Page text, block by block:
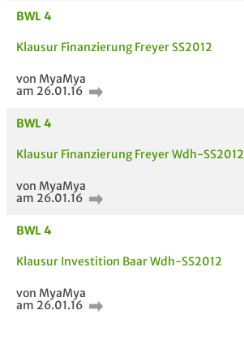
AUCH IM MODUL
BWL 4
Klausur Finanzierung Freyer SS2012
von MyaMya
am 26.01.16
BWL 4
Klausur Finanzierung Freyer Wdh-SS2012
von MyaMya
am 26.01.16
BWL 4
Klausur Investition Baar Wdh-SS2012
von MyaMya
am 26.01.16